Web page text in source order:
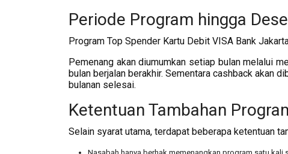
Periode Program hingga
Program Top Spender Kartu Debit VISA Bank
Pemenang akan diumumkan setiap bulan melalui
bulan berjalan berakhir. Sementara cashback akan
bulanan selesai.
Ketentuan Tambahan
Selain syarat utama, terdapat beberapa ketentuan